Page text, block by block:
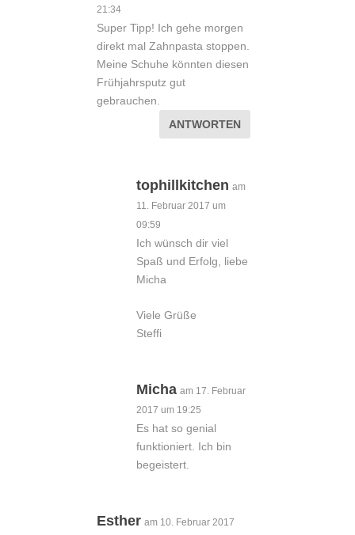
21:34
Super Tipp! Ich gehe morgen
direkt mal Zahnpasta stoppen.
Meine Schuhe könnten diesen
Frühjahrsputz gut
gebrauchen.
ANTWORTEN
tophillkitchen am
11. Februar 2017 um
09:59
Ich wünsch dir viel
Spaß und Erfolg, liebe
Micha
Viele Grüße
Steffi
Micha am 17. Februar
2017 um 19:25
Es hat so genial
funktioniert. Ich bin
begeistert.
Esther am 10. Februar 2017